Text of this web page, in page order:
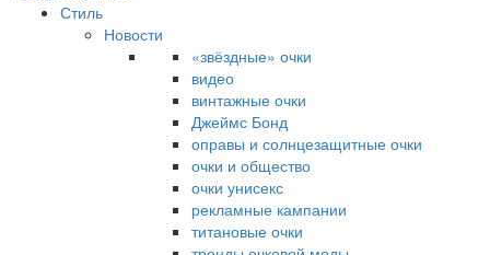
Стиль
Новости
«звёздные» очки
видео
винтажные очки
Джеймс Бонд
оправы и солнцезащитные очки
очки и общество
очки унисекс
рекламные кампании
титановые очки